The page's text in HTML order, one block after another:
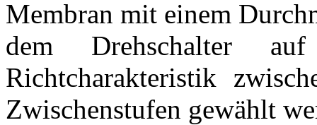
Membran mit einem
dem Drehschalter
Richtcharakteristik
Zwischenstufen gewählt